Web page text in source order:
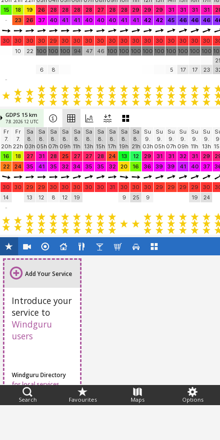
15
18 19 26 28 28 28 28 27 28 28 29 29 29 31 31 31 31
-
23 26 37 40 41 41 40 40 40 41 41 42 42 45 46 46 46
30 30 30 30 29 30 30 30 30 30 30 30 30 30 30 30 30 30
10
22 100
6
100
8
100 94 47 46 100 100 100 100 100 100
5
100
17
100
17
100
23
-
GDPS 15 km
7.8. 2026 12 UTC
Fr
7.
20h
Fr
7.
22h
Sa
8.
03h
Sa
8.
05h
Sa
8.
07h
Sa
8.
09h
Sa
8.
11h
Sa
8.
13h
Sa
8.
15h
Sa
8.
17h
Sa
8.
19h
Sa
8.
21h
Su
9.
03h
Su
9.
05h
Su
9.
07h
Su
9.
09h
Su
9.
11h
Su
9.
13h
16
18 27 31 28 25 27 27 28 24 13 12 29 31 31 32 31 29
22
24 35 41 35 32 34 35 35 32 20 16 36 39 39 41 40 37
30 30 29 29 30 30 30 30 30 31 30 30 30 29 29 29 29 30
14
13 12 8 12 19 9 25 9 19
24
-
Search Favourites Maps Options
Add Your Service
Introduce your
service to
Windguru
users
Windguru Directory
for local services
Feedback